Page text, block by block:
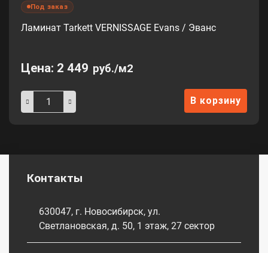
Под заказ
Ламинат Tarkett VERNISSAGE Evans / Эванс
Цена: 2 449 руб./м2
В корзину
Контакты
630047, г. Новосибирск, ул.
Светлановская, д. 50, 1 этаж, 27 сектор